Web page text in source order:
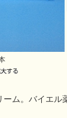
ム。バイエル